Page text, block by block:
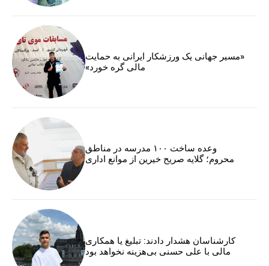
«مسیر جهانی یک ورزشکار ایرانی به حمایت
مالی گره خورد»
وعده ساخت ۱۰۰ مدرسه در مناطق
محروم؛ گلایه صریح خیرین از موانع اداری
کارشناسان هشدار دادند: تبلیغ یا همکاری
مالی با علی حسنی بی‌هزینه نخواهد بود